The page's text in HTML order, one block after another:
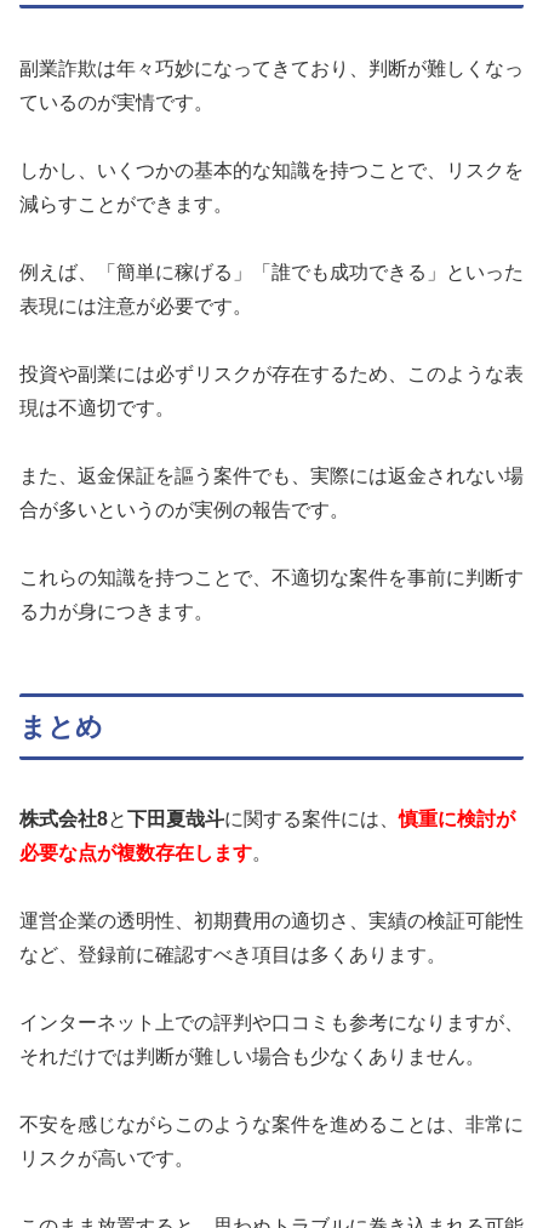
副業詐欺は年々巧妙になってきており、判断が難しくなっ
ているのが実情です。
しかし、いくつかの基本的な知識を持つことで、リスクを
減らすことができます。
例えば、「簡単に稼げる」「誰でも成功できる」といった
表現には注意が必要です。
投資や副業には必ずリスクが存在するため、このような表
現は不適切です。
また、返金保証を謳う案件でも、実際には返金されない場
合が多いというのが実例の報告です。
これらの知識を持つことで、不適切な案件を事前に判断す
る力が身につきます。
まとめ
株式会社8と下田夏哉斗に関する案件には、慎重に検討が
必要な点が複数存在します。
運営企業の透明性、初期費用の適切さ、実績の検証可能性
など、登録前に確認すべき項目は多くあります。
インターネット上での評判や口コミも参考になりますが、
それだけでは判断が難しい場合も少なくありません。
不安を感じながらこのような案件を進めることは、非常に
リスクが高いです。